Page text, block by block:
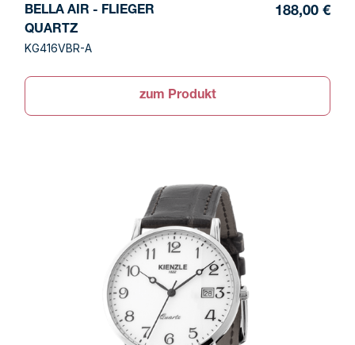
BELLA AIR - FLIEGER
QUARTZ
KG416VBR-A
188,00 €
zum Produkt